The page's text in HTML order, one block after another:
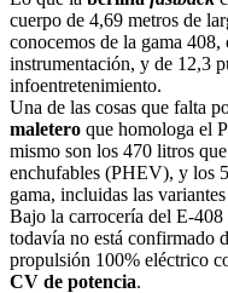
cuerpo de 4,69 metros de
conocemos de la gama
instrumentación, y de 12,3
infoentretenimiento.
Una de las cosas que falta
maletero que homologa el
mismo son los 470 litros
enchufables (PHEV), y los
gama, incluidas las
Bajo la carrocería del E-408
todavía no está confirmado
propulsión 100% eléctrico
CV de potencia.